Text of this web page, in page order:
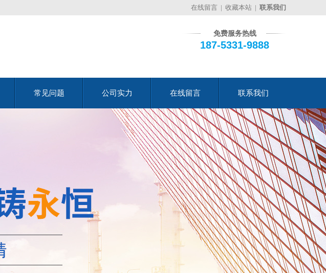
在线留言 | 收藏本站 | 联系我们
免费服务热线
187-5331-9888
常见问题 公司实力 在线留言 联系我们